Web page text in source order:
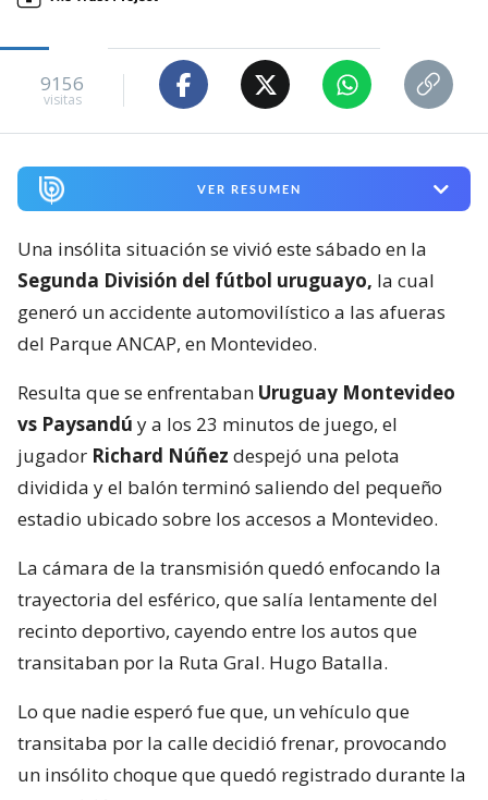
9156
visitas
VER RESUMEN
Una insólita situación se vivió este sábado en la
Segunda División del fútbol uruguayo, la cual
generó un accidente automovilístico a las afueras
del Parque ANCAP, en Montevideo.
Resulta que se enfrentaban Uruguay Montevideo
vs Paysandú y a los 23 minutos de juego, el
jugador Richard Núñez despejó una pelota
dividida y el balón terminó saliendo del pequeño
estadio ubicado sobre los accesos a Montevideo.
La cámara de la transmisión quedó enfocando la
trayectoria del esférico, que salía lentamente del
recinto deportivo, cayendo entre los autos que
transitaban por la Ruta Gral. Hugo Batalla.
Lo que nadie esperó fue que, un vehículo que
transitaba por la calle decidió frenar, provocando
un insólito choque que quedó registrado durante la